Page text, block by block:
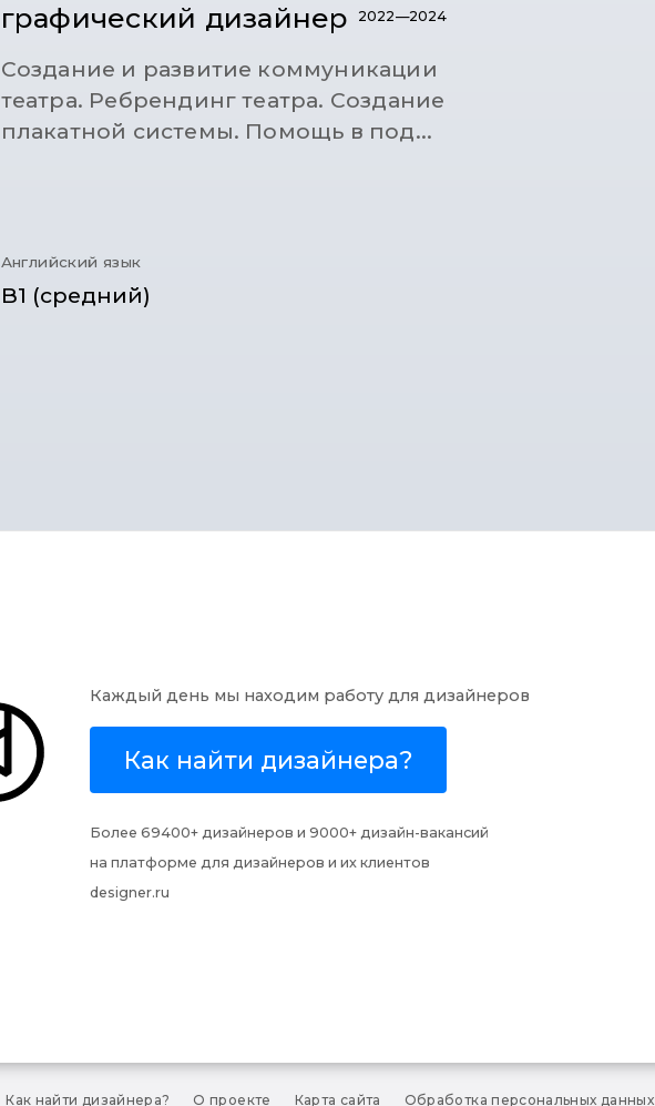
графический дизайнер
2022—2024
Создание и развитие коммуникации
театра. Ребрендинг театра. Создание
плакатной системы. Помощь в под...
Английский язык
B1 (средний)
Каждый день мы находим работу для дизайнеров
Как найти дизайнера?
Более 69400+ дизайнеров и9000+ дизайн-вакансий
на платформе для дизайнеров и их клиентов
designer.ru
Как найти дизайнера? О проекте Карта сайта Обработка персональных данных